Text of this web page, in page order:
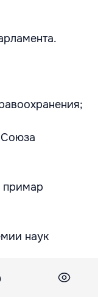
примар
наук
Перерита